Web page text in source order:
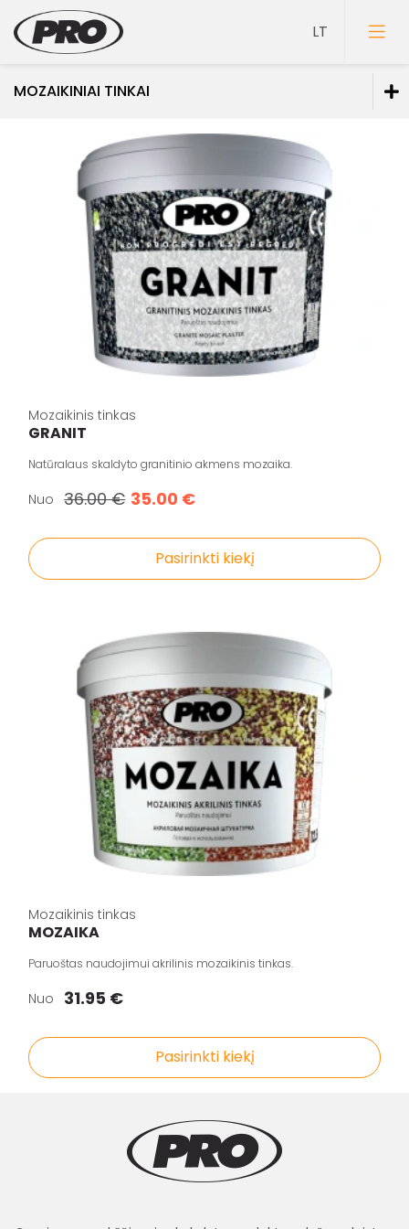
MOZAIKINIAI TINKAI
Gruntai
Mozaikiniai tinkai
Struktūriniai tinkai
Dekoravimo glaistai
Statybiniai sandarikliai
Pristatymo taisyklės
Mozaikinis tinkas
GRANIT
Natūralaus skaldyto granitinio akmens mozaika.
Nuo 35.00 €
36.00 €
Pasirinkti kiekį
Mozaikinis tinkas
MOZAIKA
Paruoštas naudojimui akrilinis mozaikinis tinkas.
Nuo 31.95 €
Pasirinkti kiekį